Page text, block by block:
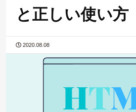
と正しい使い方
2020.08.08